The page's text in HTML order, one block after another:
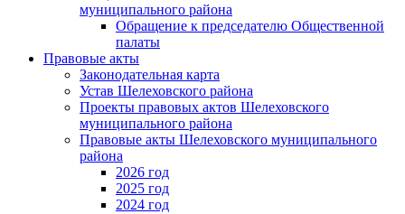
муниципального района
Обращение к председателю Общественной
палаты
Правовые акты
Законодательная карта
Устав Шелеховского района
Проекты правовых актов Шелеховского
муниципального района
Правовые акты Шелеховского муниципального
района
2026 год
2025 год
2024 год